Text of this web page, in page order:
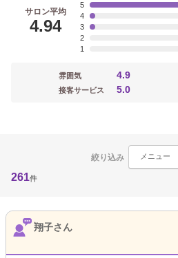
サロン平均
4.94
5
4
3
2
1
雰囲気 4.9
接客サービス 5.0
絞り込み メニュー
261件
翔子さん